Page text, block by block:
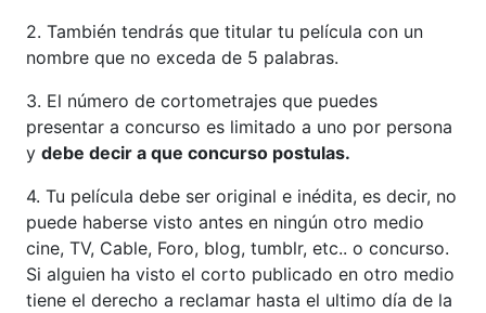
2. También tendrás que titular tu película con un
nombre que no exceda de 5 palabras.
3. El número de cortometrajes que puedes
presentar a concurso es limitado a uno por persona
y debe decir a que concurso postulas.
4. Tu película debe ser original e inédita, es decir, no
puede haberse visto antes en ningún otro medio
cine, TV, Cable, Foro, blog, tumblr, etc.. o concurso.
Si alguien ha visto el corto publicado en otro medio
tiene el derecho a reclamar hasta el ultimo día de la